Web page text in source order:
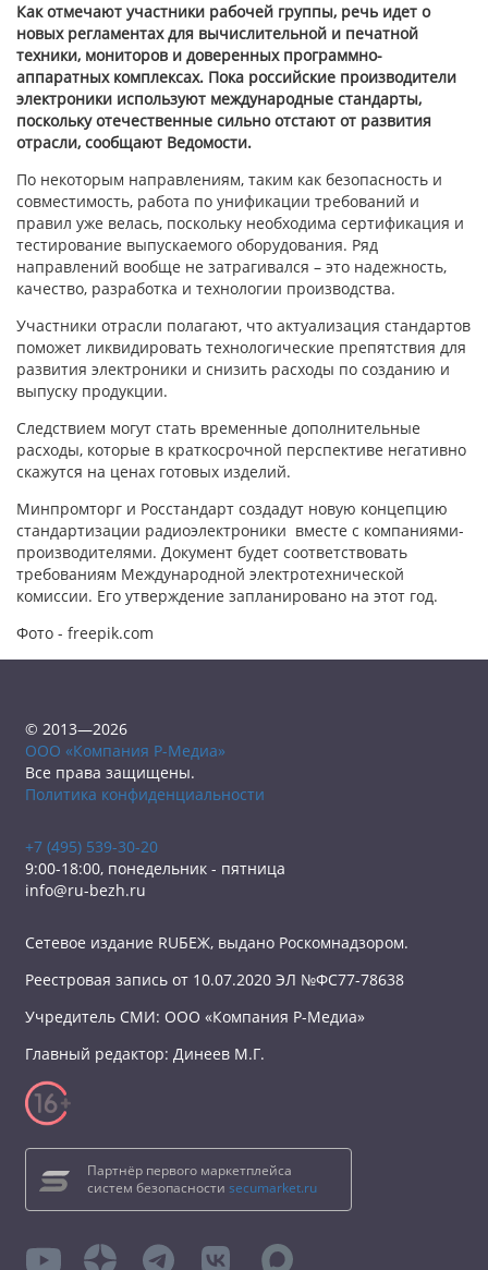
Как отмечают участники рабочей группы, речь идет о
новых регламентах для вычислительной и печатной
техники, мониторов и доверенных программно-
аппаратных комплексах. Пока российские производители
электроники используют международные стандарты,
поскольку отечественные сильно отстают от развития
отрасли, сообщают Ведомости.
По некоторым направлениям, таким как безопасность и
совместимость, работа по унификации требований и
правил уже велась, поскольку необходима сертификация и
тестирование выпускаемого оборудования. Ряд
направлений вообще не затрагивался – это надежность,
качество, разработка и технологии производства.
Участники отрасли полагают, что актуализация стандартов
поможет ликвидировать технологические препятствия для
развития электроники и снизить расходы по созданию и
выпуску продукции.
Следствием могут стать временные дополнительные
расходы, которые в краткосрочной перспективе негативно
скажутся на ценах готовых изделий.
Минпромторг и Росстандарт создадут новую концепцию
стандартизации радиоэлектроники вместе с компаниями-
производителями. Документ будет соответствовать
требованиям Международной электротехнической
комиссии. Его утверждение запланировано на этот год.
Фото - freepik.com
© 2013—2026
ООО «Компания Р-Медиа»
Все права защищены.
Политика конфиденциальности
+7 (495) 539-30-20
9:00-18:00, понедельник - пятница
info@ru-bezh.ru
Сетевое издание RUБЕЖ, выдано Роскомнадзором.
Реестровая запись от 10.07.2020 ЭЛ №ФС77-78638
Учредитель СМИ: ООО «Компания Р-Медиа»
Главный редактор: Динеев М.Г.
Партнёр первого маркетплейса
систем безопасности secumarket.ru